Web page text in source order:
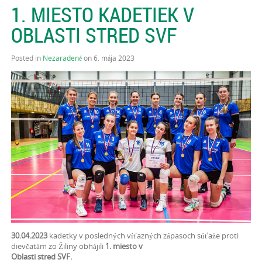
1. MIESTO KADETIEK V
OBLASTI STRED SVF
Posted in Nezaradenéon 6. mája 2023
30.04.2023kadetky v posledných víťazných zápasoch súťaže proti
dievčatám zo Žiliny obhájili 1. miesto v
Oblasti stred SVF.